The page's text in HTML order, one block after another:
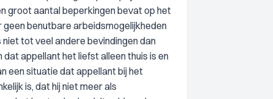
groot aantal beperkingen bevat op het
geen benutbare arbeidsmogelijkheden
tot veel andere bevindingen dan
appellant het liefst alleen thuis is en
een situatie dat appellant bij het
is, dat hij niet meer als